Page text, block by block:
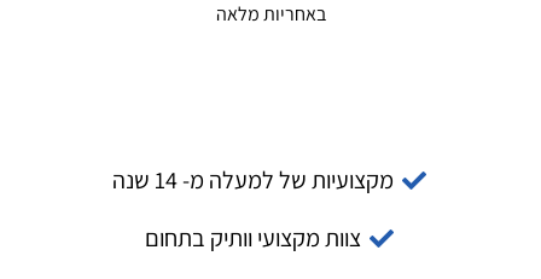
באחריות מלאה
מקצועיות של למעלה מ- 14 שנה
צוות מקצועי וותיק בתחום